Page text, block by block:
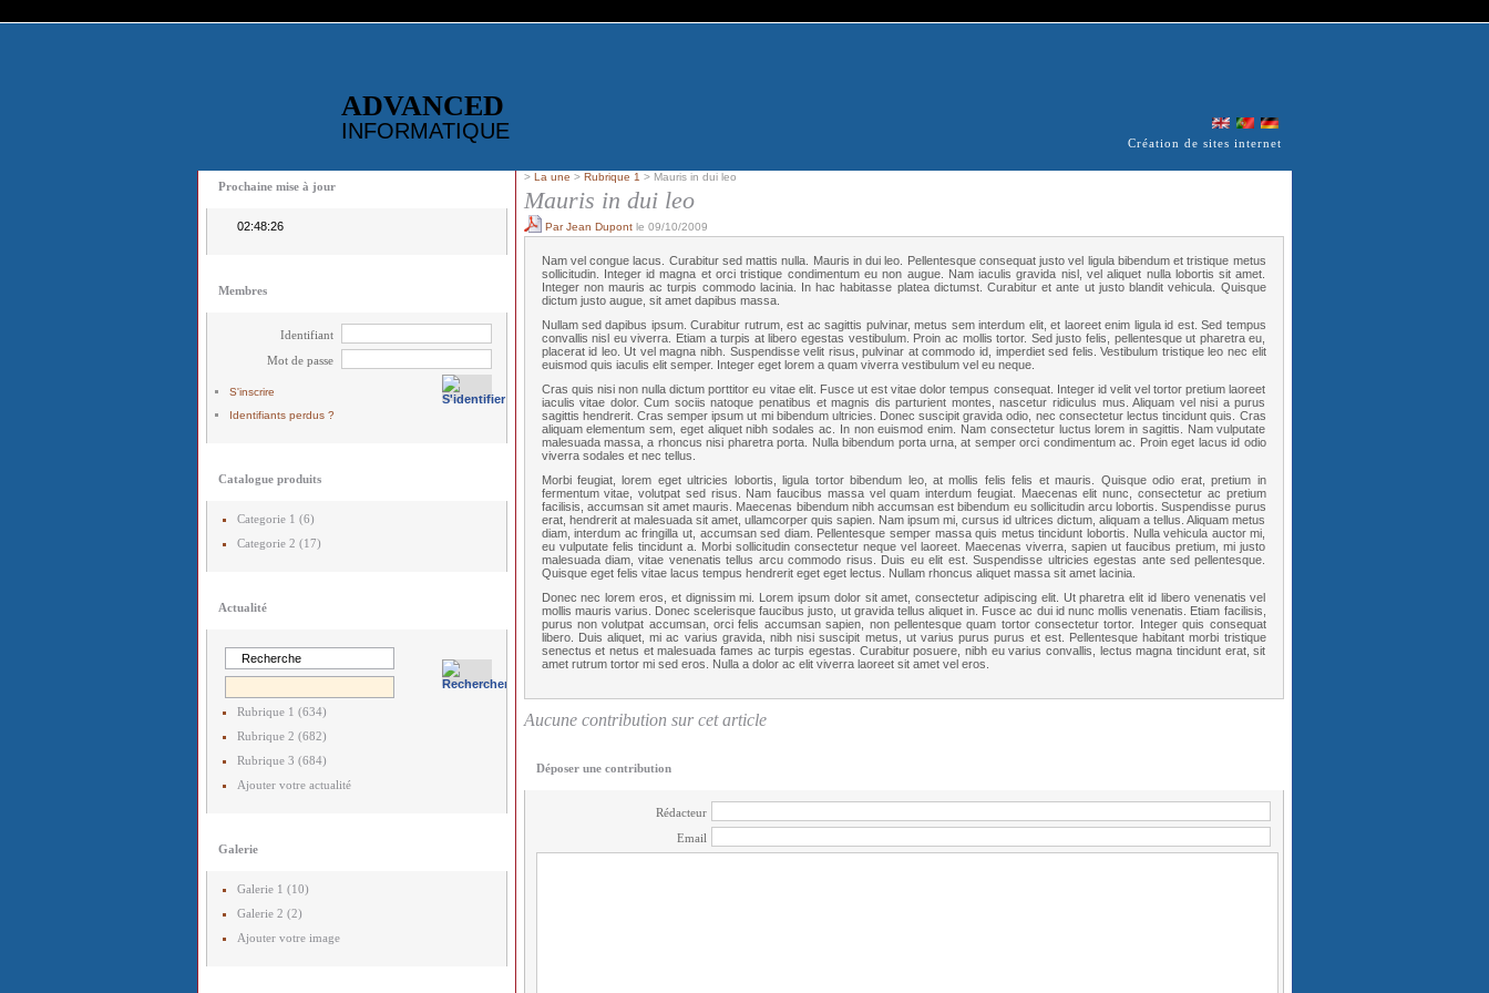
ADVANCED
INFORMATIQUE Création de sites internet
Prochaine mise à jour
02:48:26
Membres
Identifiant
Mot de passe
S'inscrire
Identifiants perdus ?
Catalogue produits
Categorie 1 (6)
Categorie 2 (17)
Actualité
Rubrique 1 (634)
Rubrique 2 (682)
Rubrique 3 (684)
Ajouter votre actualité
Galerie
Galerie 1 (10)
Galerie 2 (2)
Ajouter votre image
> La une > Rubrique 1 > Mauris in dui leo
Mauris in dui leo
Par Jean Dupontle 09/10/2009
Nam vel congue lacus. Curabitur sed mattis nulla. Mauris in dui leo. Pellentesque consequat justo vel ligula bibendum et tristique metus
sollicitudin. Integer id magna et orci tristique condimentum eu non augue. Nam iaculis gravida nisl, vel aliquet nulla lobortis sit amet.
Integer non mauris ac turpis commodo lacinia. In hac habitasse platea dictumst. Curabitur et ante ut justo blandit vehicula. Quisque
dictum justo augue, sit amet dapibus massa.
Nullam sed dapibus ipsum. Curabitur rutrum, est ac sagittis pulvinar, metus sem interdum elit, et laoreet enim ligula id est. Sed tempus
convallis nisl eu viverra. Etiam a turpis at libero egestas vestibulum. Proin ac mollis tortor. Sed justo felis, pellentesque ut pharetra eu,
placerat id leo. Ut vel magna nibh. Suspendisse velit risus, pulvinar at commodo id, imperdiet sed felis. Vestibulum tristique leo nec elit
euismod quis iaculis elit semper. Integer eget lorem a quam viverra vestibulum vel eu neque.
Cras quis nisi non nulla dictum porttitor eu vitae elit. Fusce ut est vitae dolor tempus consequat. Integer id velit vel tortor pretium laoreet
iaculis vitae dolor. Cum sociis natoque penatibus et magnis dis parturient montes, nascetur ridiculus mus. Aliquam vel nisi a purus
sagittis hendrerit. Cras semper ipsum ut mi bibendum ultricies. Donec suscipit gravida odio, nec consectetur lectus tincidunt quis. Cras
aliquam elementum sem, eget aliquet nibh sodales ac. In non euismod enim. Nam consectetur luctus lorem in sagittis. Nam vulputate
malesuada massa, a rhoncus nisi pharetra porta. Nulla bibendum porta urna, at semper orci condimentum ac. Proin eget lacus id odio
viverra sodales et nec tellus.
Morbi feugiat, lorem eget ultricies lobortis, ligula tortor bibendum leo, at mollis felis felis et mauris. Quisque odio erat, pretium in
fermentum vitae, volutpat sed risus. Nam faucibus massa vel quam interdum feugiat. Maecenas elit nunc, consectetur ac pretium
facilisis, accumsan sit amet mauris. Maecenas bibendum nibh accumsan est bibendum eu sollicitudin arcu lobortis. Suspendisse purus
erat, hendrerit at malesuada sit amet, ullamcorper quis sapien. Nam ipsum mi, cursus id ultrices dictum, aliquam a tellus. Aliquam metus
diam, interdum ac fringilla ut, accumsan sed diam. Pellentesque semper massa quis metus tincidunt lobortis. Nulla vehicula auctor mi,
eu vulputate felis tincidunt a. Morbi sollicitudin consectetur neque vel laoreet. Maecenas viverra, sapien ut faucibus pretium, mi justo
malesuada diam, vitae venenatis tellus arcu commodo risus. Duis eu elit est. Suspendisse ultricies egestas ante sed pellentesque.
Quisque eget felis vitae lacus tempus hendrerit eget eget lectus. Nullam rhoncus aliquet massa sit amet lacinia.
Donec nec lorem eros, et dignissim mi. Lorem ipsum dolor sit amet, consectetur adipiscing elit. Ut pharetra elit id libero venenatis vel
mollis mauris varius. Donec scelerisque faucibus justo, ut gravida tellus aliquet in. Fusce ac dui id nunc mollis venenatis. Etiam facilisis,
purus non volutpat accumsan, orci felis accumsan sapien, non pellentesque quam tortor consectetur tortor. Integer quis consequat
libero. Duis aliquet, mi ac varius gravida, nibh nisi suscipit metus, ut varius purus purus et est. Pellentesque habitant morbi tristique
senectus et netus et malesuada fames ac turpis egestas. Curabitur posuere, nibh eu varius convallis, lectus magna tincidunt erat, sit
amet rutrum tortor mi sed eros. Nulla a dolor ac elit viverra laoreet sit amet vel eros.
Aucune contribution sur cet article
Déposer une contribution
Rédacteur
Email